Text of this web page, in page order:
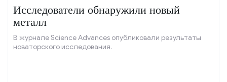
Исследователи обнаружили новый
металл
В журнале Science Advances опубликовали результаты
новаторского исследования.